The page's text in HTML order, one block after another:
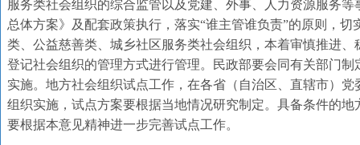
服务类社会组织的综合监管以及党建、外事、人力资源服务
总体方案》及配套政策执行，落实“谁主管谁负责”的原则，
类、公益慈善类、城乡社区服务类社会组织，本着审慎推进
登记社会组织的管理方式进行管理。民政部要会同有关部门
实施。地方社会组织试点工作，在各省（自治区、直辖市）
组织实施，试点方案要根据当地情况研究制定。具备条件的
要根据本意见精神进一步完善试点工作。